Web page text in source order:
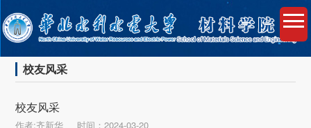
校友风采
校友风采
作者:齐新华 时间：2024-03-20